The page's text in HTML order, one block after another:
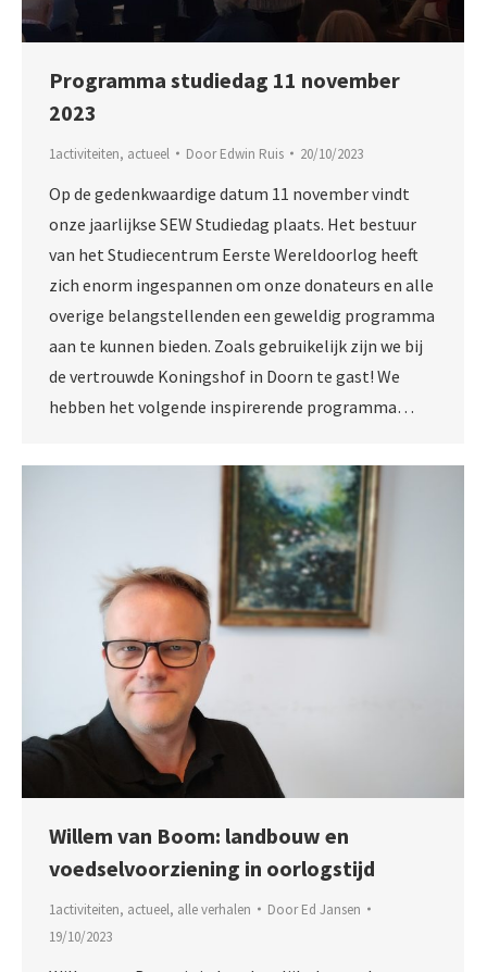
Programma studiedag 11 november
2023
1activiteiten, actueel DoorEdwin Ruis 20/10/2023
Op de gedenkwaardige datum 11 november vindt
onze jaarlijkse SEW Studiedag plaats. Het bestuur
van het Studiecentrum Eerste Wereldoorlog heeft
zich enorm ingespannen om onze donateurs en alle
overige belangstellenden een geweldig programma
aan te kunnen bieden. Zoals gebruikelijk zijn we bij
de vertrouwde Koningshof in Doorn te gast! We
hebben het volgende inspirerende programma…
Willem van Boom: landbouw en
voedselvoorziening in oorlogstijd
1activiteiten, actueel, alle verhalen DoorEd Jansen
19/10/2023